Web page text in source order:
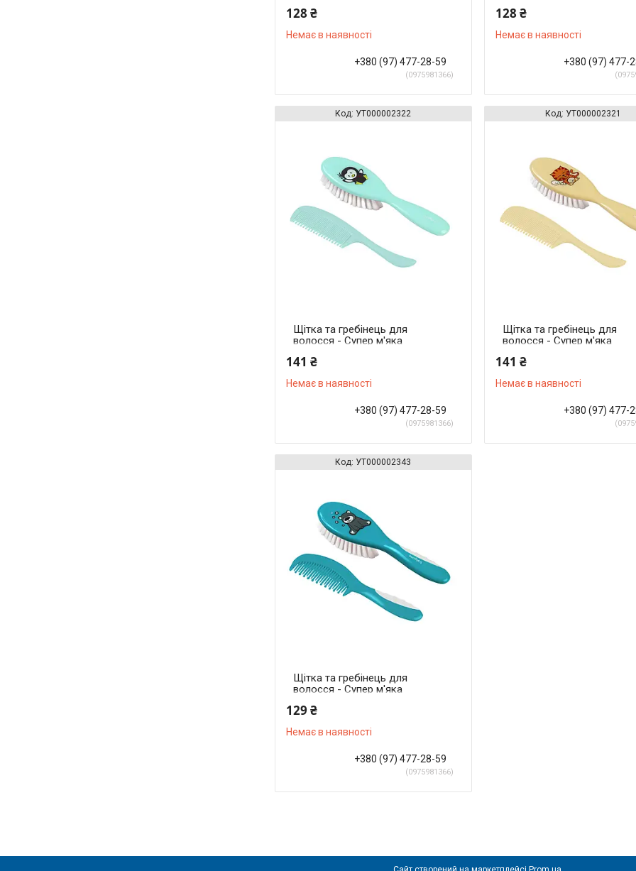
128 ₴
Немає в наявності
+380 (97) 477-28-59
0975981366
128 ₴
Немає в наявності
+380 (97) 477-
УТ000002322
Щітка та гребінець для
волосся - Супер м'яка
141 ₴
Немає в наявності
+380 (97) 477-28-59
0975981366
УТ000002321
Щітка та гребінець для
волосся - Супер м'яка
141 ₴
Немає в наявності
+380 (97) 477-
УТ000002343
Щітка та гребінець для
волосся - Супер м'яка
"BabyOno"
129 ₴
Немає в наявності
+380 (97) 477-28-59
0975981366